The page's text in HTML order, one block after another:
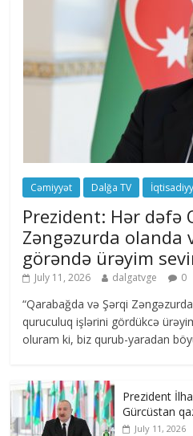
Cəmiyyət Dalğa TV
Prezident: Hər dəfə
Zəngəzurda olanda
görəndə ürəyim
July 11, 2026 dalgatvge 0
“Qarabağda və Şərqi
quruculuq işlərini gördükcə
oluram ki, biz qurub-yaradan
Prezident
Gürcüstan
July 11, 2026